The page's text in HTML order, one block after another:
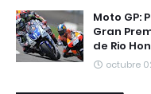
Moto GP:
Gran
de Rio
octubre